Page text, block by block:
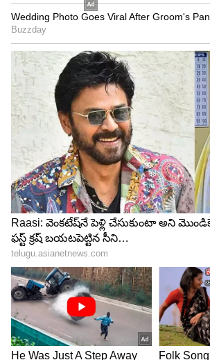
Image Credit :X
రూపాయి పతనం కూడా పెద్ద కారణమే
ఇంధన ధరల పెరుగుదలకు కేవలం ముడి
కారణం కావు. డాలర్‌తో పోలిస్తే భారత
బలహీనపడటం కూడా దిగుమతి
గతంలో డాలర్ మారకం విలువ
ఇప్పుడు రూపాయి మరింత
దిగుమతి ఖర్చు గణనీయంగా పెరిగింది.
అదనపు భారం పడుతోంది. ఈ పరిస్థితి
డీజిల్ ధరలు మరింత ఎగబాకే అవకాశం
వర్గాలు అంచనా వేస్తున్నాయి. కొన్ని
అంచనాల ప్రకారం, పరిస్థితులు ఇలాగే
భవిష్యత్తులో లీటరుకు మరో రూ.20
కూడా పెరిగే అవకాశం లేకపోలేదని